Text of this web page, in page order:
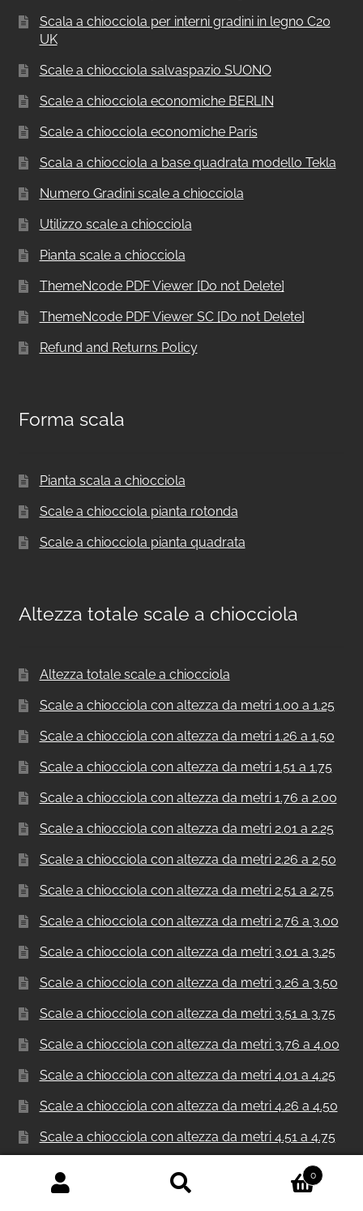
Scala a chiocciola per interni gradini in legno C20
UK
Scale a chiocciola salvaspazio SUONO
Scale a chiocciola economiche BERLIN
Scale a chiocciola economiche Paris
Scala a chiocciola a base quadrata modello Tekla
Numero Gradini scale a chiocciola
Utilizzo scale a chiocciola
Pianta scale a chiocciola
ThemeNcode PDF Viewer [Do not Delete]
ThemeNcode PDF Viewer SC [Do not Delete]
Refund and Returns Policy
Forma scala
Pianta scala a chiocciola
Scale a chiocciola pianta rotonda
Scale a chiocciola pianta quadrata
Altezza totale scale a chiocciola
Altezza totale scale a chiocciola
Scale a chiocciola con altezza da metri 1.00 a 1.25
Scale a chiocciola con altezza da metri 1.26 a 1.50
Scale a chiocciola con altezza da metri 1.51 a 1.75
Scale a chiocciola con altezza da metri 1.76 a 2.00
Scale a chiocciola con altezza da metri 2.01 a 2.25
Scale a chiocciola con altezza da metri 2.26 a 2.50
Scale a chiocciola con altezza da metri 2.51 a 2.75
Scale a chiocciola con altezza da metri 2.76 a 3.00
Scale a chiocciola con altezza da metri 3.01 a 3.25
Scale a chiocciola con altezza da metri 3.26 a 3.50
Scale a chiocciola con altezza da metri 3.51 a 3.75
Scale a chiocciola con altezza da metri 3.76 a 4.00
Scale a chiocciola con altezza da metri 4.01 a 4.25
Scale a chiocciola con altezza da metri 4.26 a 4.50
Scale a chiocciola con altezza da metri 4.51 a 4.75
Scale a chiocciola con altezza da metri 4.76 a 5.00
Scale a chiocciola con altezza da metri 5.01 a 5.25
0